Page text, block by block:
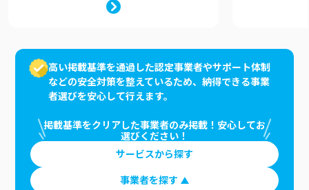
高い掲載基準を通過した認定事業者やサポート体制
などの安全対策を整えているため、納得できる事業
者選びを安心して行えます。
掲載基準をクリアした事業者のみ掲載！安心してお
選びください！
サービスから探す
事業者を探す